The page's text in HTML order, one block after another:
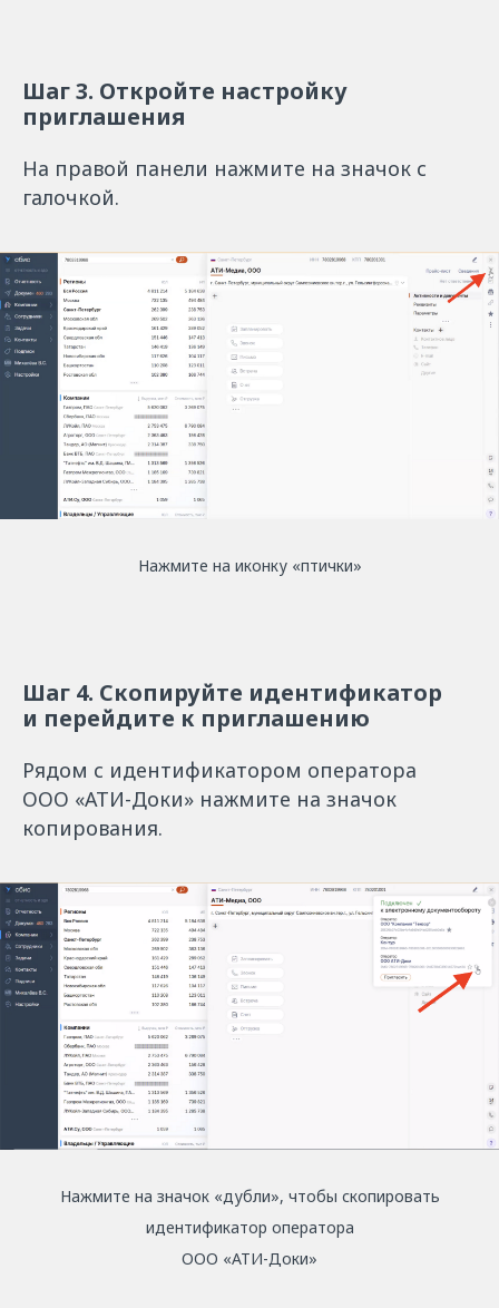
Шаг 3. Откройте настройку
приглашения
На правой панели нажмите на значок с
галочкой.
Нажмите на иконку «птички»
Шаг 4. Скопируйте идентификатор
и перейдите к приглашению
Рядом с идентификатором оператора
ООО «АТИ-Доки» нажмите на значок
копирования.
Нажмите на значок «дубли», чтобы скопировать
идентификатор оператора
ООО «АТИ-Доки»